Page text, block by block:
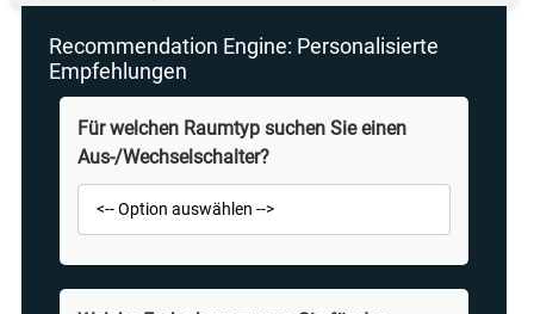
Recommendation Engine: Personalisierte
Empfehlungen
Für welchen Raumtyp suchen Sie einen
Aus-/Wechselschalter?